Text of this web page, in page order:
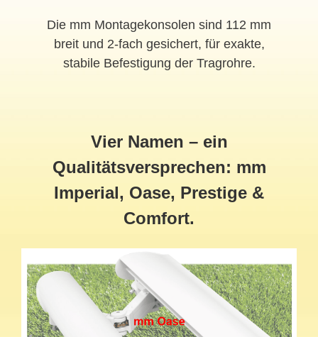
Die mm Montagekonsolen sind 112 mm
breit und 2-fach gesichert, für exakte,
stabile Befestigung der Tragrohre.
Vier Namen – ein
Qualitätsversprechen: mm
Imperial, Oase, Prestige &
Comfort.